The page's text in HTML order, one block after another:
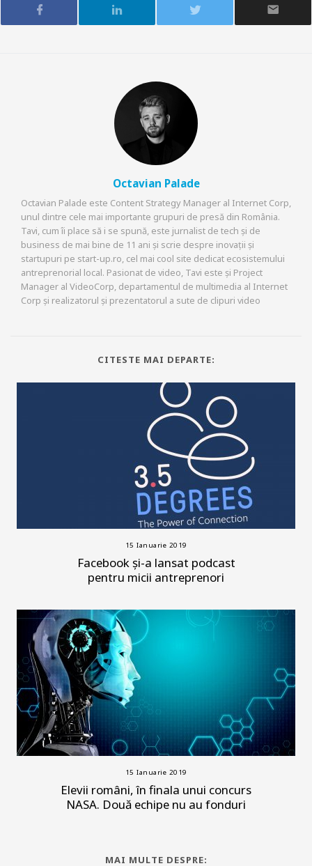
Octavian Palade
Octavian Palade este Content Strategy Manager al Internet Corp,
unul dintre cele mai importante grupuri de presă din România.
Tavi, cum îi place să i se spună, este jurnalist de tech și de
business de mai bine de 11 ani și scrie despre inovații și
startupuri pe start-up.ro, cel mai cool site dedicat ecosistemului
antreprenorial local. Pasionat de video, Tavi este și Project
Manager al VideoCorp, departamentul de multimedia al Internet
Corp și realizatorul și prezentatorul a sute de clipuri video
CITESTE MAI DEPARTE:
15 Ianuarie 2019
Facebook și-a lansat podcast
pentru micii antreprenori
15 Ianuarie 2019
Elevii români, în finala unui concurs
NASA. Două echipe nu au fonduri
MAI MULTE DESPRE: